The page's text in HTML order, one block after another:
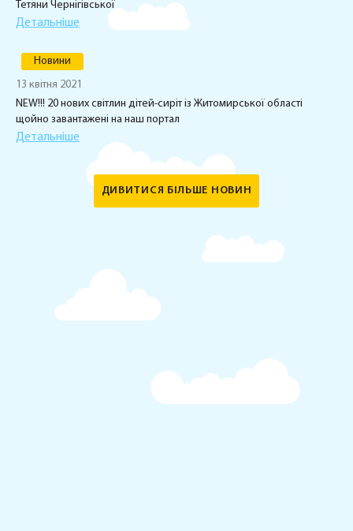
Тетяни Чернігівської
Детальніше
Новини
13 квітня 2021
NEW!!! 20 нових світлин дітей-сиріт із Житомирської області
щойно завантажені на наш портал
Детальніше
ДИВИТИСЯ БІЛЬШЕ НОВИН